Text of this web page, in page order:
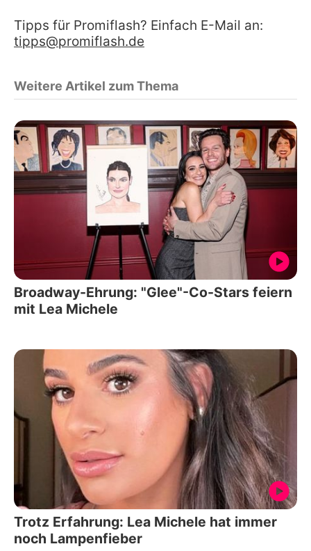
Tipps für Promiflash? Einfach E-Mail an:
tipps@promiflash.de
Weitere Artikel zum Thema
Broadway-Ehrung: "Glee"-Co-Stars feiern
mit Lea Michele
Trotz Erfahrung: Lea Michele hat immer
noch Lampenfieber